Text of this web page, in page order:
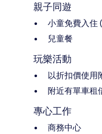
親子同遊
小童免費入住
兒童餐
玩樂活動
以折扣價使用
附近有單車租
專心工作
商務中心